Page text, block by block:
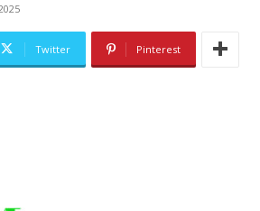
Twitter Pinterest